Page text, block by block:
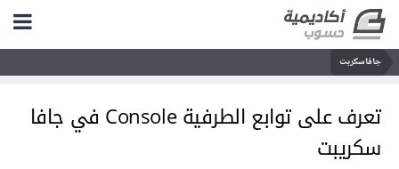
جافاسكربت
تعرف على توابع الطرفية Console في جافا
سكريبت